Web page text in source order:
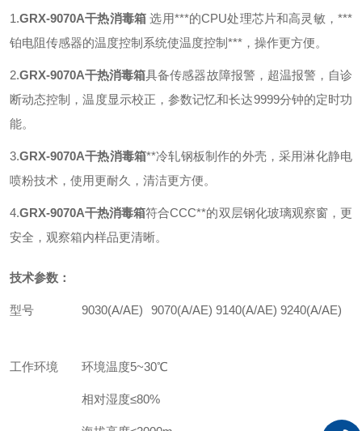
1.GRX-9070A干热消毒箱 选用***的CPU处理芯片和高灵敏，***
铂电阻传感器的温度控制系统使温度控制***，操作更方便。
2.GRX-9070A干热消毒箱具备传感器故障报警，超温报警，自诊
断动态控制，温度显示校正，参数记忆和长达9999分钟的定时功
能。
3.GRX-9070A干热消毒箱**冷轧钢板制作的外壳，采用淋化静电
喷粉技术，使用更耐久，清洁更方便。
4.GRX-9070A干热消毒箱符合CCC**的双层钢化玻璃观察窗，更
安全，观察箱内样品更清晰。
技术参数：
型号 9030(A/AE) 9070(A/AE) 9140(A/AE) 9240(A/AE)
工作环境 环境温度5~30℃
相对湿度≤80%